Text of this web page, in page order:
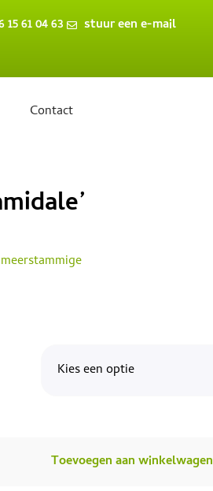
15 61 04 63 stuur een e-mail
Contact
Toevoegen aan winkelwagen